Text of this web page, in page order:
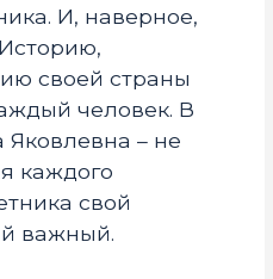
И, наверное,
своей страны
человек. В
Яковлевна – не
каждого
свой
важный.